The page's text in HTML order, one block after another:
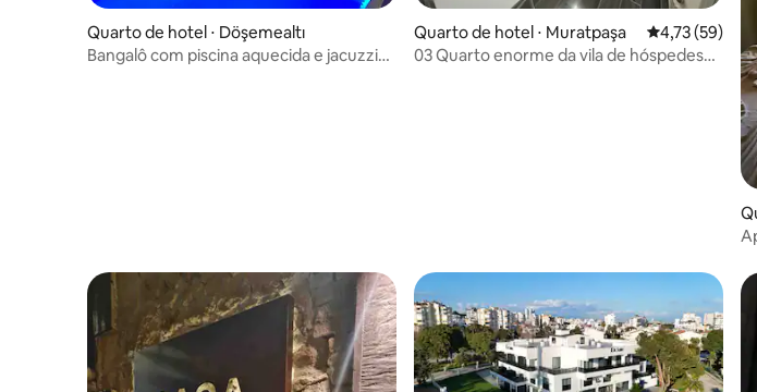
Quarto de hotel ⋅ Döşemealtı
Bangalô com piscina aquecida e jacuzzi
Quarto de hotel ⋅ Muratpaşa 4,73 de uma
4,73 (59)
03 Quarto enorme da vila de hóspedes